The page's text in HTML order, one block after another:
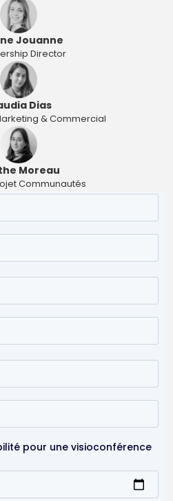
Jouanne
Director
Dias
& Commercial
Moreau
Communautés